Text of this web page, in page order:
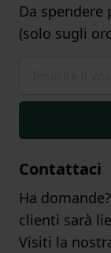
Da
(solo sugli
Contattaci
Ha
clienti sarà
Visiti la